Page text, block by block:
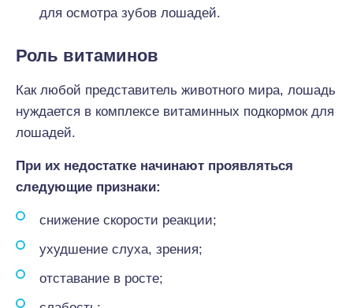
для осмотра зубов лошадей.
Роль витаминов
Как любой представитель животного мира, лошадь
нуждается в комплексе витаминных подкормок для
лошадей.
При их недостатке начинают проявляться
следующие признаки:
снижение скорости реакции;
ухудшение слуха, зрения;
отставание в росте;